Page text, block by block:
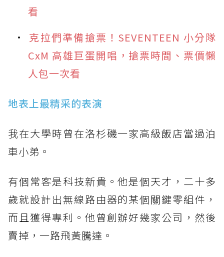
看
克拉們準備搶票！SEVENTEEN 小分隊
CxM 高雄巨蛋開唱，搶票時間、票價懶
人包一次看
地表上最精采的表演
我在大學時曾在洛杉磯一家高級飯店當過泊
車小弟。
有個常客是科技新貴。他是個天才，二十多
歲就設計出無線路由器的某個關鍵零組件，
而且獲得專利。他曾創辦好幾家公司，然後
賣掉，一路飛黃騰達。